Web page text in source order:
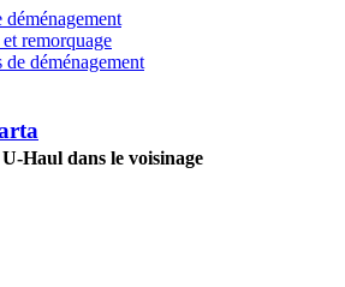
déménagement
remorquage
de déménagement
Haul dans le voisinage